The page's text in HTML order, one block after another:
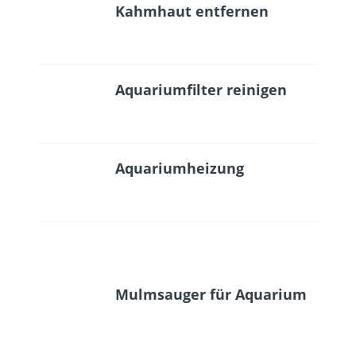
Kahmhaut entfernen
Aquariumfilter reinigen
Aquariumheizung
Mulmsauger für Aquarium